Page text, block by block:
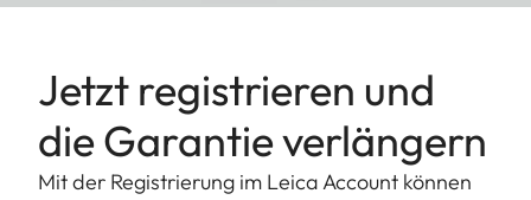
Jetzt registrieren und
die Garantie verlängern
Mit der Registrierung im Leica Account können